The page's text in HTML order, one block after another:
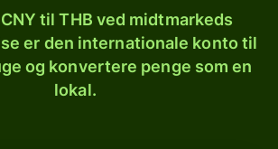
til THB ved midtmarkeds
er den internationale konto til
og konvertere penge som en
lokal.